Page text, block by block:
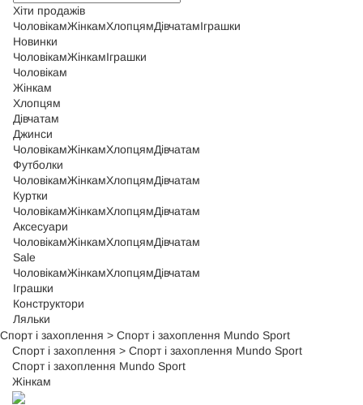
Хіти продажів
ЧоловікамЖінкамХлопцямДівчатамІграшки
Новинки
ЧоловікамЖінкамІграшки
Чоловікам
Жінкам
Хлопцям
Дівчатам
Джинси
ЧоловікамЖінкамХлопцямДівчатам
Футболки
ЧоловікамЖінкамХлопцямДівчатам
Куртки
ЧоловікамЖінкамХлопцямДівчатам
Аксесуари
ЧоловікамЖінкамХлопцямДівчатам
Sale
ЧоловікамЖінкамХлопцямДівчатам
Іграшки
Конструктори
Ляльки
Спорт і захоплення > Спорт і захоплення Mundo Sport
Спорт і захоплення > Спорт і захоплення Mundo Sport
Спорт і захоплення Mundo Sport
Жінкам